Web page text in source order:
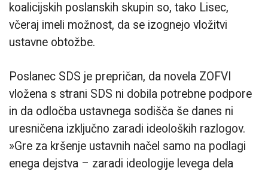
koalicijskih poslanskih skupin so, tako Lisec,
včeraj imeli možnost, da se izognejo vložitvi
ustavne obtožbe.
Poslanec SDS je prepričan, da novela ZOFVI
vložena s strani SDS ni dobila potrebne podpore
in da odločba ustavnega sodišča še danes ni
uresničena izključno zaradi ideoloških razlogov.
»Gre za kršenje ustavnih načel samo na podlagi
enega dejstva – zaradi ideologije levega dela